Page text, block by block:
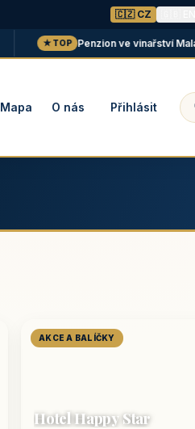
🇨🇿 CZ
★ TOP Penzion ve vinařství Maláník
Mapa O nás Přihlásit
AKCE A BALÍČKY
Hotel Happy Star